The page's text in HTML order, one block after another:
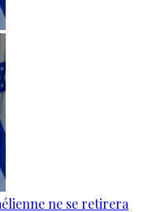
ne se retirera